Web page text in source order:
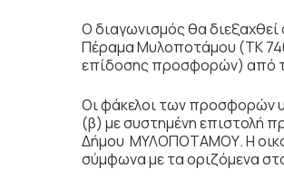
Ο διαγωνισμός θα
Πέραμα Μυλοποτάμου (ΤΚ
επίδοσης προσφορών) από
Οι φάκελοι των προσφορών
(β) με συστημένη επιστολή
Δήμου ΜΥΛΟΠΟΤΑΜΟΥ. Η
σύμφωνα με τα οριζόμενα